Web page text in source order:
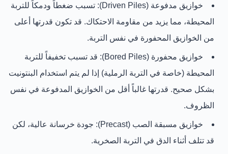
خوازيق مدفوعة (Driven Piles):
تسبب ضغطاً ودمكاً للتربة
المحيطة، مما يزيد من مقاومة الاحتكاك. قد تكون قدرتها أعلى
من الخوازيق المحفورة في نفس التربة.
خوازيق محفورة (Bored Piles):
قد تسبب تخفيفاً للتربة
المحيطة (خاصة في التربة الرملية) إذا لم يتم استخدام البنتونيت
بشكل صحيح. قدرتها غالباً أقل من الخوازيق المدفوعة في نفس
الظروف.
خوازيق مسبقة الصب (Precast):
جودة خرسانة عالية، لكن
قد تتلف أثناء الدق في التربة الصخرية.